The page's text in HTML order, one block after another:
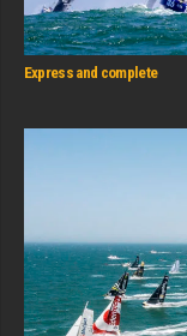
Express and complete